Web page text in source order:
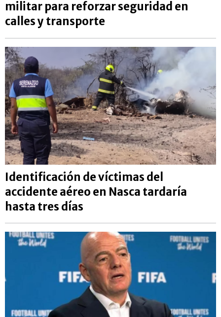
militar para reforzar seguridad en
calles y transporte
Identificación de víctimas del
accidente aéreo en Nasca tardaría
hasta tres días